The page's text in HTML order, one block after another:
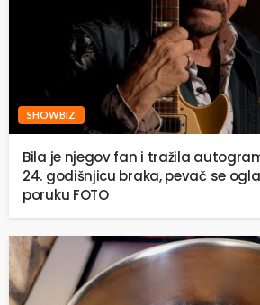
SHOWBIZ
Bila je njegov fan i tražila
24. godišnjicu braka, pevač se
poruku FOTO